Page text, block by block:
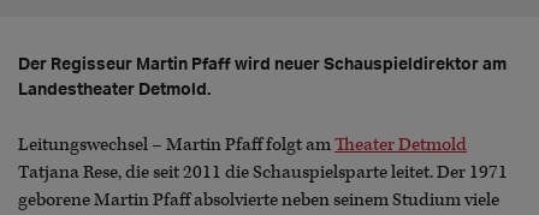
Der Regisseur Martin Pfaff wird neuer Schauspieldirektor am
Landestheater Detmold.
Leitungswechsel – Martin Pfaff folgt amTheater Detmold
Tatjana Rese, die seit 2011 die Schauspielsparte leitet. Der 1971
geborene Martin Pfaff absolvierte neben seinem Studium viele